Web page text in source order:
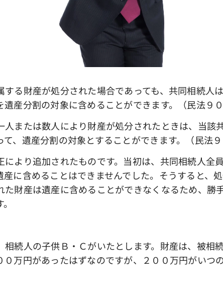
る財産が処分された場合であっても、共同相続人
遺産分割の対象に含めることができます。（民法９
または数人により財産が処分されたときは、当該
、遺産分割の対象とすることができます。（民法
より追加されたものです。当初は、共同相続人全
に含めることはできませんでした。そうすると、
た財産は遺産に含めることができなくなるため、勝
続人の子供Ｂ・Ｃがいたとします。財産は、被相
万円があったはずなのですが、２００万円がいつ